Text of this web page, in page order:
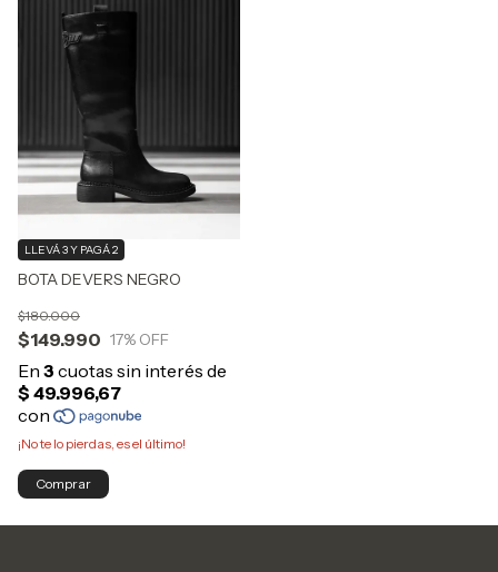
BOTA DEVERS NEGRO
$149.990
$180.000
17% OFF
LLEVÁ 3 Y PAGÁ 2
¡No te lo pierdas, es el último!
Comprar